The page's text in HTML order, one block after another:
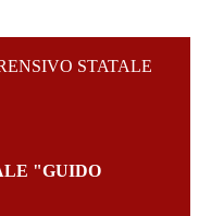
STATALE
"GUIDO